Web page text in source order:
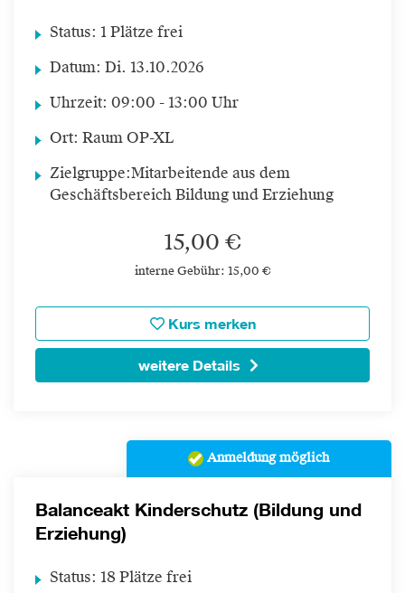
Status: 1 Plätze frei
Datum: Di. 13.10.2026
Uhrzeit: 09:00 - 13:00 Uhr
Ort: Raum OP-XL
Zielgruppe:Mitarbeitende aus dem
Geschäftsbereich Bildung und Erziehung
15,00 €
interne Gebühr: 15,00 €
Kurs merken
weitere Details
Anmeldung möglich
Balanceakt Kinderschutz (Bildung und
Erziehung)
Status: 18 Plätze frei